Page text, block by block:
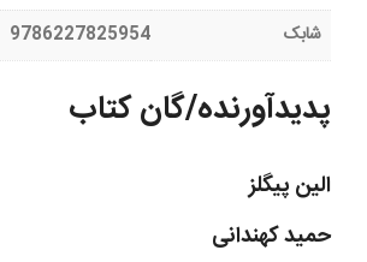
شابک 9786227825954
پدیدآورنده/گان کتاب
الین پیگلز
حمید کهندانی